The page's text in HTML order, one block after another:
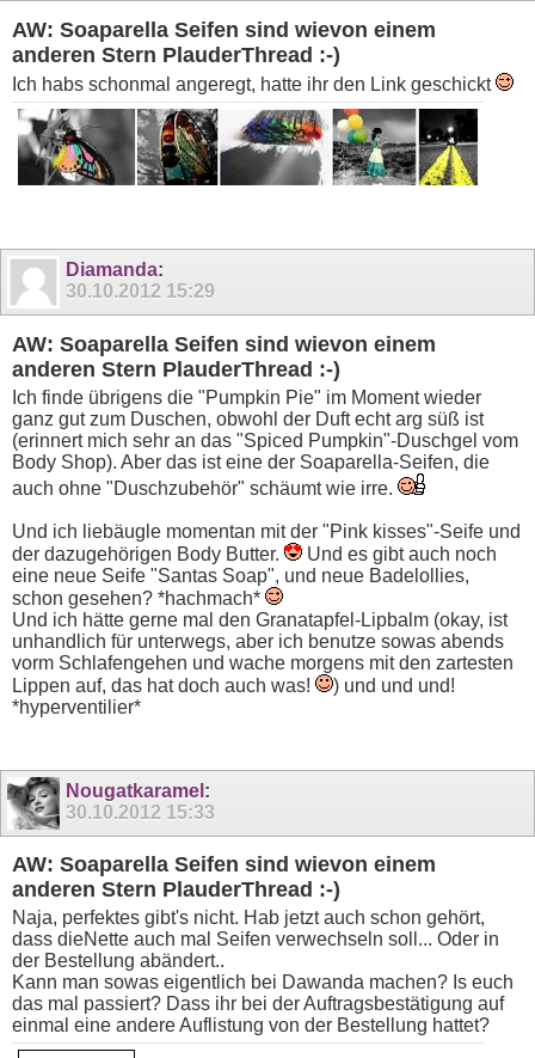
AW: Soaparella Seifen sind wievon einem
anderen Stern PlauderThread :-)
Ich habs schonmal angeregt, hatte ihr den Link geschickt
Diamanda:
30.10.2012 15:29
AW: Soaparella Seifen sind wievon einem
anderen Stern PlauderThread :-)
Ich finde übrigens die "Pumpkin Pie" im Moment wieder
ganz gut zum Duschen, obwohl der Duft echt arg süß ist
(erinnert mich sehr an das "Spiced Pumpkin"-Duschgel vom
Body Shop). Aber das ist eine der Soaparella-Seifen, die
auch ohne "Duschzubehör" schäumt wie irre.
Und ich liebäugle momentan mit der "Pink kisses"-Seife und
der dazugehörigen Body Butter.
Und es gibt auch noch
eine neue Seife "Santas Soap", und neue Badelollies,
schon gesehen? *hachmach*
Und ich hätte gerne mal den Granatapfel-Lipbalm (okay, ist
unhandlich für unterwegs, aber ich benutze sowas abends
vorm Schlafengehen und wache morgens mit den zartesten
Lippen auf, das hat doch auch was!
) und und und!
*hyperventilier*
Nougatkaramel :
30.10.2012 15:33
AW: Soaparella Seifen sind wievon einem
anderen Stern PlauderThread :-)
Naja, perfektes gibt's nicht. Hab jetzt auch schon gehört,
dass dieNette auch mal Seifen verwechseln soll... Oder in
der Bestellung abändert..
Kann man sowas eigentlich bei Dawanda machen? Is euch
das mal passiert? Dass ihr bei der Auftragsbestätigung auf
einmal eine andere Auflistung von der Bestellung hattet?